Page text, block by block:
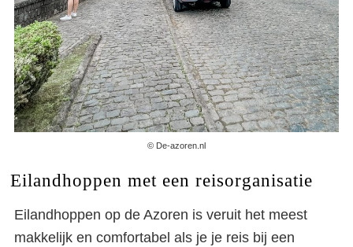
© De-azoren.nl
Eilandhoppen met een reisorganisatie
Eilandhoppen op de Azoren is veruit het meest
makkelijk en comfortabel als je je reis bij een